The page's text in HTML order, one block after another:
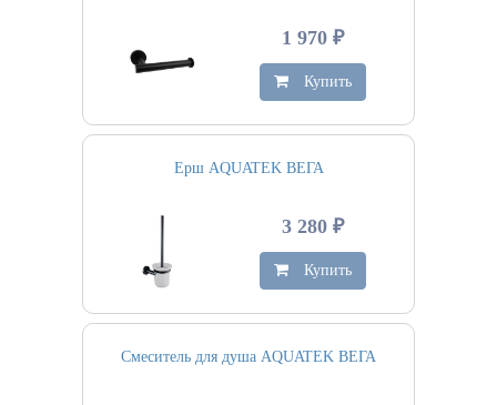
1 970 ₽
Купить
Ерш AQUATEK ВЕГА
3 280 ₽
Купить
Смеситель для душа AQUATEK ВЕГА